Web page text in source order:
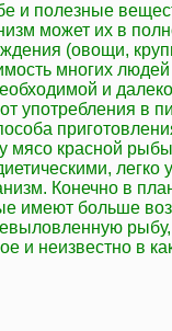
и полезные
может их в
(овощи,
многих
и
употребления в
мясо красной
легко
Конечно в
имеют больше
и неизвестно в